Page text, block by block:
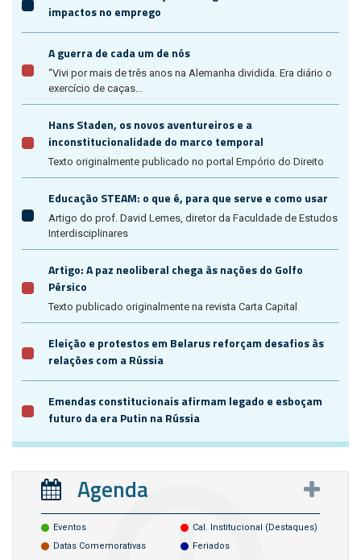
impactos no emprego
A guerra de cada um de nós
“Vivi por mais de três anos na Alemanha dividida. Era diário o
exercício de caças...
Hans Staden, os novos aventureiros e a
inconstitucionalidade do marco temporal
Texto originalmente publicado no portal Empório do Direito
Educação STEAM: o que é, para que serve e como usar
Artigo do prof. David Lemes, diretor da Faculdade de Estudos
Interdisciplinares
Artigo: A paz neoliberal chega às nações do Golfo
Pérsico
Texto publicado originalmente na revista Carta Capital
Eleição e protestos em Belarus reforçam desafios às
relações com a Rússia
Emendas constitucionais afirmam legado e esboçam
futuro da era Putin na Rússia
Agenda
Eventos
Cal. Institucional (destaques)
Datas Comemorativas
Feriados